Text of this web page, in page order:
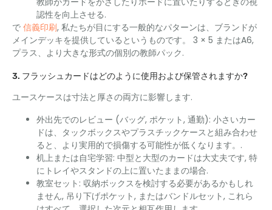
認性を向上させる.
で 信義印刷, 私たちが目にする一般的なパターンは、ブランドが
メインデッキを提供しているというものです。 3 × 5 またはA6,
プラス、より大きな形式の個別の教師パック.
3. フラッシュカードはどのように使用および保管されますか?
ユースケースは寸法と厚さの両方に影響します.
外出先でのレビュー (バッグ, ポケット, 通勤): 小さいカー
ドは、タックボックスやプラスチックケースと組み合わせ
ると、より実用的で損傷する可能性が低くなります。.
机上または自宅学習: 中型と大型のカードは大丈夫です, 特
にトレイやスタンドの上に置いたままの場合.
教室セット: 収納ボックスを検討する必要があるかもしれ
ません, 吊り下げポケット, またはバンドルセット, これら